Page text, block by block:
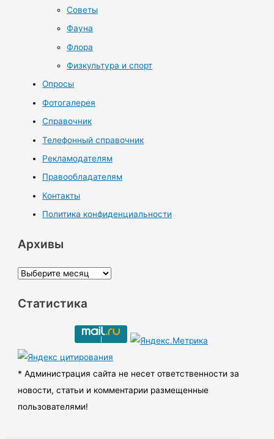
Советы
Фауна
Флора
Физкультура и спорт
Опросы
Фотогалерея
Справочник
Телефонный справочник
Рекламодателям
Правообладателям
Контакты
Политика конфиденциальности
Архивы
А
х
ы
Статистика
* Администрация сайта не несет ответственности за
новости, статьи и комментарии размещенные
пользователями!